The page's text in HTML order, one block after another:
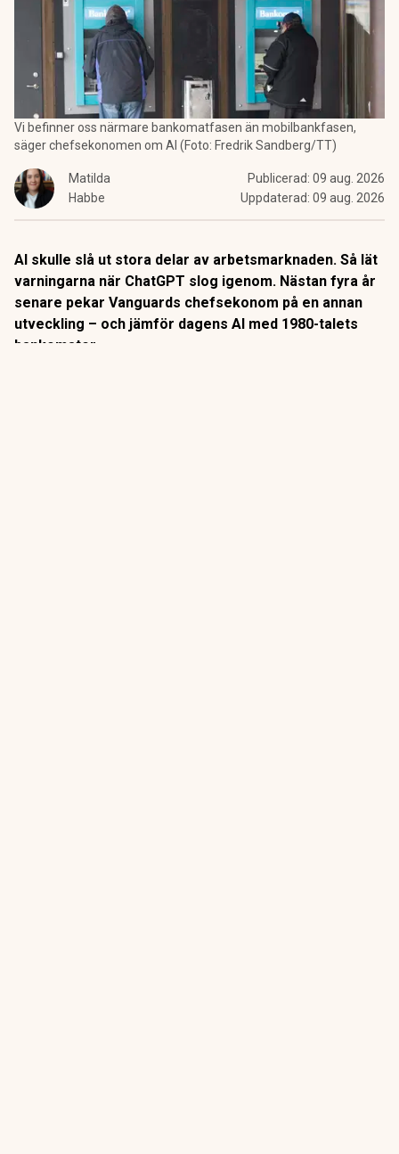
Vi befinner oss närmare bankomatfasen än mobilbankfasen,
säger chefsekonomen om AI (Foto: Fredrik Sandberg/TT)
Matilda
Habbe
Publicerad: 09 aug. 2026
Uppdaterad: 09 aug. 2026
AI skulle slå ut stora delar av arbetsmarknaden. Så lät
varningarna när ChatGPT slog igenom. Nästan fyra år
senare pekar Vanguards chefsekonom på en annan
utveckling – och jämför dagens AI med 1980-talets
bankomater.